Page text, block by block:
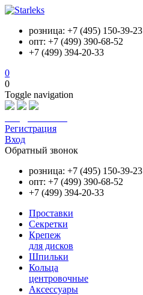
розница: +7 (495) 150-39-23
опт: +7 (499) 390-68-52
+7 (499) 394-20-33
0
0
Toggle navigation
Регистрация
Вход
Обратный звонок
розница: +7 (495) 150-39-23
опт: +7 (499) 390-68-52
+7 (499) 394-20-33
Проставки
Секретки
Крепеж
для дисков
Шпильки
Кольца
центровочные
Аксессуары